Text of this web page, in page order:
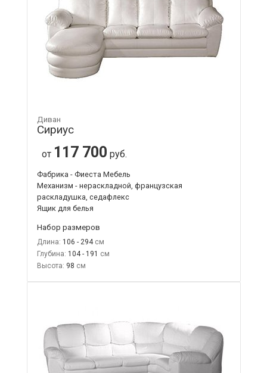
Диван
Сириус
от 117 700 руб.
Фабрика - Фиеста Мебель
Механизм - нераскладной, французская
раскладушка, седафлекс
Ящик для белья
Набор размеров
Длина: 106 - 294
Глубина: 104 - 191
Высота: 98